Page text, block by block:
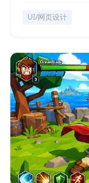
UI/网页设计